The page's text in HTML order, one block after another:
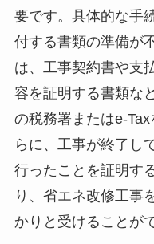
要です。具体的な手
付する書類の準備が
は、工事契約書や支
容を証明する書類な
の税務署またはe-
らに、工事が終了し
行ったことを証明す
り、省エネ改修工事
かりと受けることが